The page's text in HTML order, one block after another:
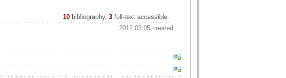
10 bibliography, 3full-text accessible.
2012.03.05 created